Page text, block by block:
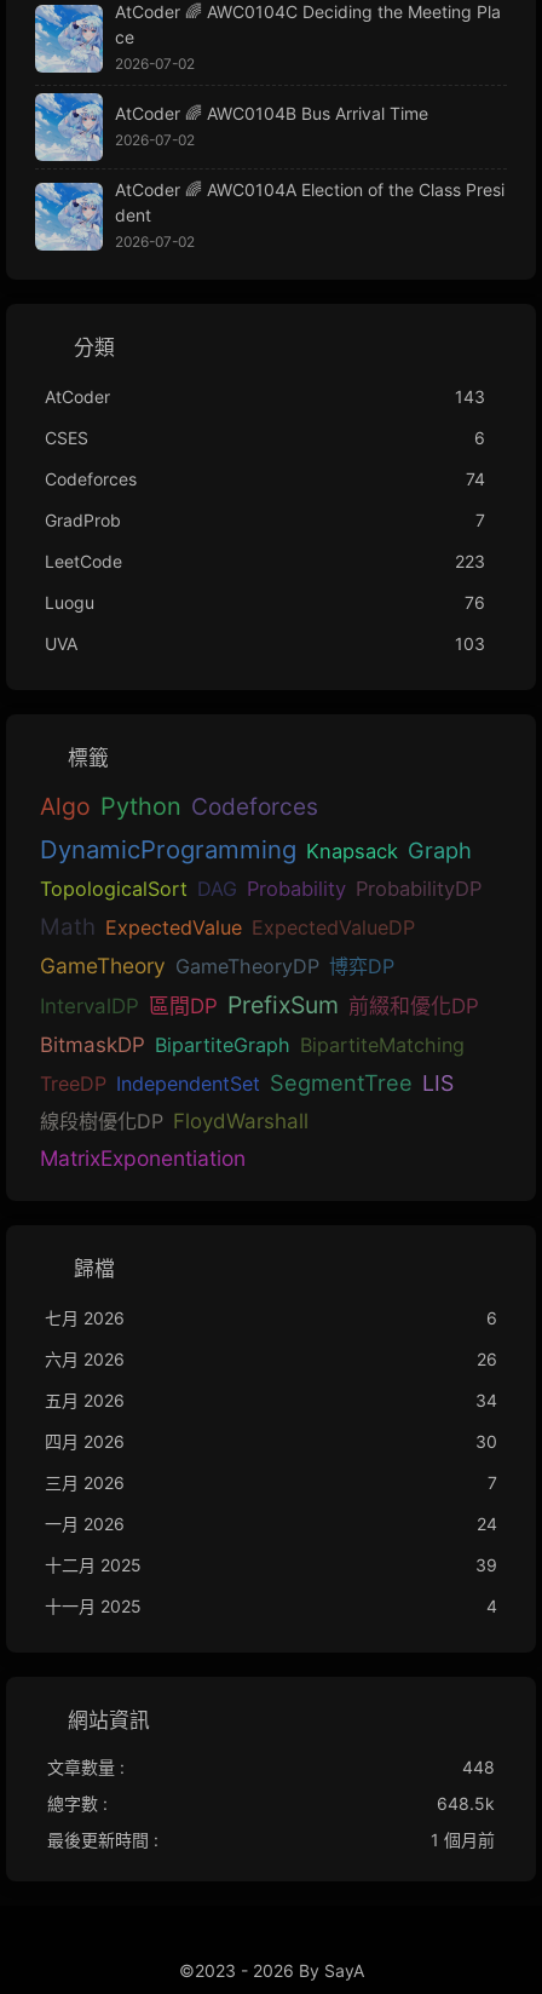
AtCoder 🌈 AWC0104C Deciding the Meeting Pla
ce
2026-07-02
AtCoder 🌈 AWC0104B Bus Arrival Time
2026-07-02
AtCoder 🌈 AWC0104A Election of the Class Presi
dent
2026-07-02
分類
AtCoder
143
CSES
6
Codeforces
74
GradProb
7
LeetCode
223
Luogu
76
UVA
103
標籤
Algo Python Codeforces
DynamicProgramming Knapsack Graph
TopologicalSort DAG Probability ProbabilityDP
Math ExpectedValue ExpectedValueDP
GameTheory GameTheoryDP 博弈DP
IntervalDP 區間DP PrefixSum 前綴和優化DP
BitmaskDP BipartiteGraph BipartiteMatching
TreeDP IndependentSet SegmentTree LIS
線段樹優化DP FloydWarshall
MatrixExponentiation
歸檔
七月 2026
6
六月 2026
26
五月 2026
34
四月 2026
30
三月 2026
7
一月 2026
24
十二月 2025
39
十一月 2025
4
網站資訊
文章數量 :
448
總字數 :
648.5k
最後更新時間 :
1 個月前
©2023 - 2026 By SayA